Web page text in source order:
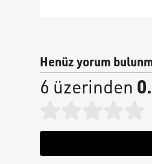
Henüz yorum
6 üzerinden